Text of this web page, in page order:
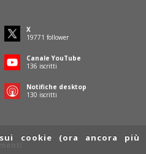
X
19771 follower
Canale YouTube
136 iscritti
Notifiche desktop
130 iscritti
cookie (ora ancora più